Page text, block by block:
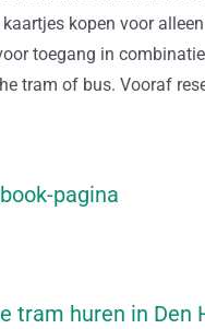
kopen voor
toegang in
tram of bus. Vooraf
pagina
tram huren in Den